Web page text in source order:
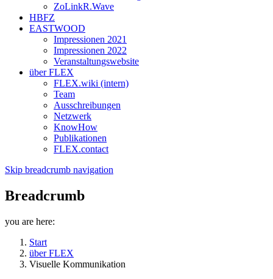
ZoLinkR.Wave
HBFZ
EASTWOOD
Impressionen 2021
Impressionen 2022
Veranstaltungswebsite
über FLEX
FLEX.wiki (intern)
Team
Ausschreibungen
Netzwerk
KnowHow
Publikationen
FLEX.contact
Skip breadcrumb navigation
Breadcrumb
you are here:
Start
über FLEX
Visuelle Kommunikation